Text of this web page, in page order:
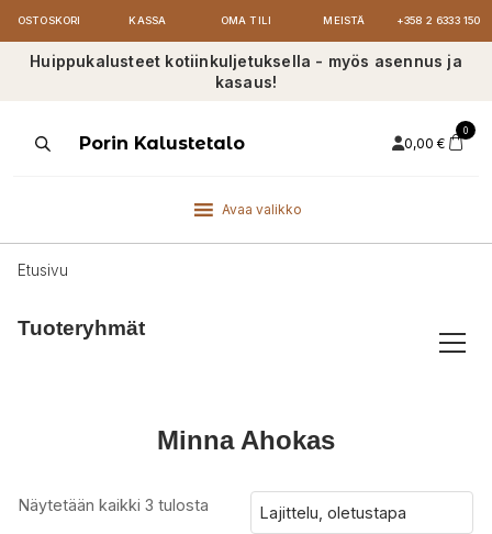
OSTOSKORI KASSA OMA TILI MEISTÄ +358 2 6333 150
Huippukalusteet kotiinkuljetuksella - myös asennus ja
kasaus!
ProductsPorin Kalustetalo 0,00 €
0
Avaa valikko
Etusivu
Tuoteryhmät
Minna Ahokas
Näytetään kaikki 3 tulosta